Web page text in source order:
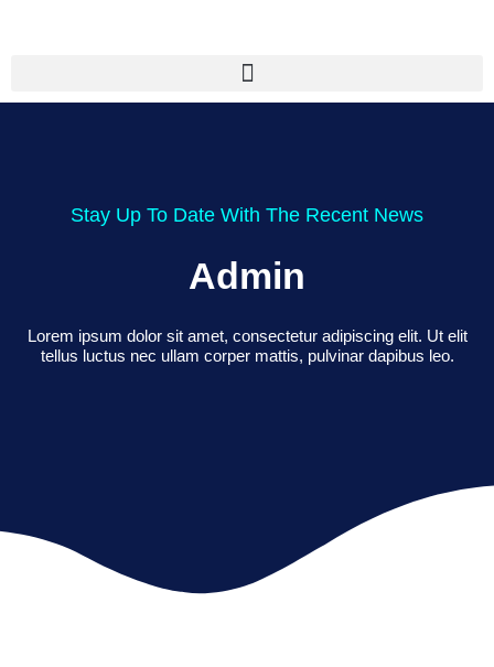
Stay Up To Date With The Recent News
Admin
Lorem ipsum dolor sit amet, consectetur adipiscing elit. Ut elit
tellus luctus nec ullam corper mattis, pulvinar dapibus leo.